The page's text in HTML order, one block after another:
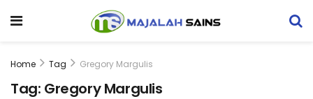
Home Tag Gregory Margulis
Tag: Gregory Margulis